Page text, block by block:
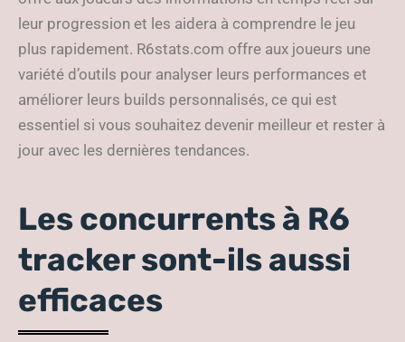
leur progression et les aidera à comprendre le jeu
plus rapidement. R6stats.com offre aux joueurs une
variété d’outils pour analyser leurs performances et
améliorer leurs builds personnalisés, ce qui est
essentiel si vous souhaitez devenir meilleur et rester à
jour avec les dernières tendances.
Les concurrents à R6
tracker sont-ils aussi
efficaces